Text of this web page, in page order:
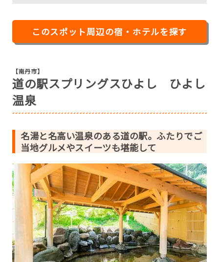
このスポット周辺の宿・ホテルを探す
【南丹市】
道の駅スプリングスひよし ひよし
温泉
名湯と名高い温泉のある道の駅。ふたりでご
当地グルメやスイーツも堪能して